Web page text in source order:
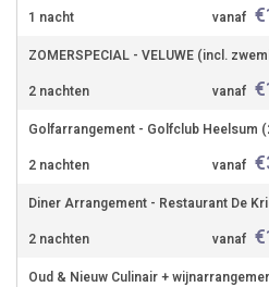
1 nacht
vanaf €
ZOMERSPECIAL - VELUWE (incl.
2 nachten
vanaf €
Golfarrangement - Golfclub Heelsum
2 nachten
vanaf €
Diner Arrangement - Restaurant De
2 nachten
vanaf €
Oud & Nieuw Culinair +